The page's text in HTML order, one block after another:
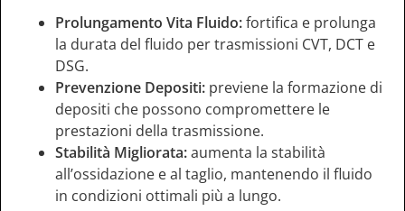
Prolungamento Vita Fluido:fortifica e prolunga
la durata del fluido per trasmissioni CVT, DCT e
DSG.
Prevenzione Depositi: previene la formazione di
depositi che possono compromettere le
prestazioni della trasmissione.
Stabilità Migliorata:aumenta la stabilità
all’ossidazione e al taglio, mantenendo il fluido
in condizioni ottimali più a lungo.